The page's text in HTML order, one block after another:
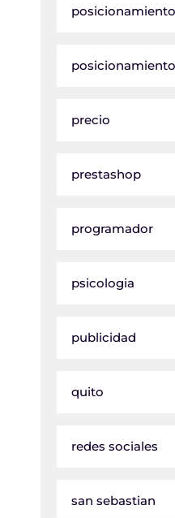
precio
prestashop
programador
psicologia
publicidad
quito
redes sociales
san sebastian